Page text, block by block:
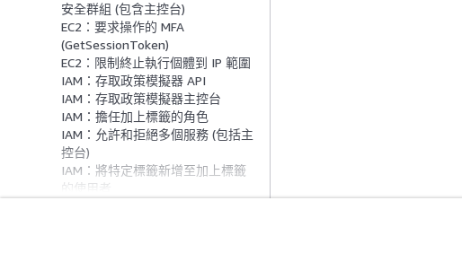
安全群組 (包含主控台)
EC2：要求操作的 MFA
(GetSessionToken)
EC2：限制終止執行個體到 IP 範圍
IAM：存取政策模擬器 API
IAM：存取政策模擬器主控台
IAM：擔任加上標籤的角色
IAM：允許和拒絕多個服務 (包括主
控台)
IAM：將特定標籤新增至加上標籤
的使用者